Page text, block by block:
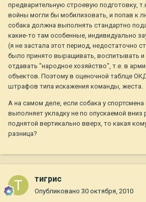
предварительную строевую подготовку,
войны могли бы мобилизовать, и попав к
собака должна выполнять стандартно
какие-то там особенные, индивидуально
(я не застала этот период, недостаточно
было принято выращивать, воспитывать
отдавать "народное хозяйство", т.е. в
объектов. Поэтому в оценочной таблце
штрафов типа искажения команды, жеста.
А на самом деле, если собака у спортсмена
выполняет укладку не по опускаемой вниз
поднятой вертикально вверх, то какая
разница?
тигрис
Опубликовано 30 октября, 2010